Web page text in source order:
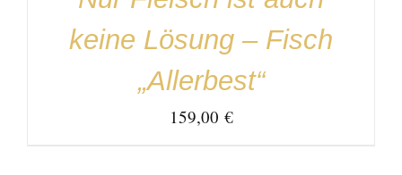
keine Lösung – Fisch
„Allerbest“
159,00 €